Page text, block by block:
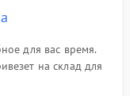
для вас время.
на склад для